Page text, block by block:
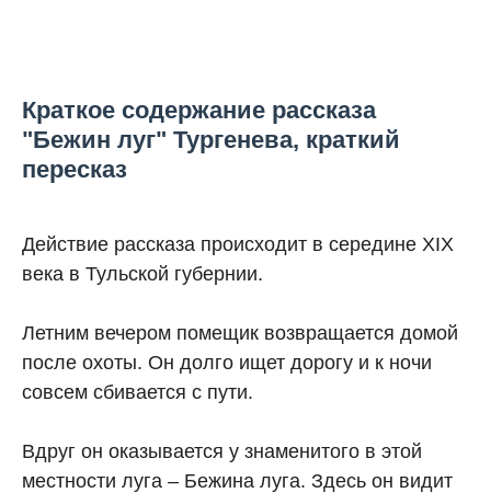
Краткое содержание рассказа
"Бежин луг" Тургенева, краткий
пересказ
Действие рассказа происходит в середине XIX
века в Тульской губернии.
Летним вечером помещик возвращается домой
после охоты. Он долго ищет дорогу и к ночи
совсем сбивается с пути.
Вдруг он оказывается у знаменитого в этой
местности луга – Бежина луга. Здесь он видит